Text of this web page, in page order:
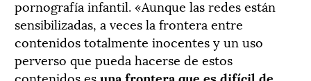
pornografía infantil. «Aunque las redes están
sensibilizadas, a veces la frontera entre
contenidos totalmente inocentes y un uso
perverso que pueda hacerse de estos
contenidos esuna frontera que es difícil de